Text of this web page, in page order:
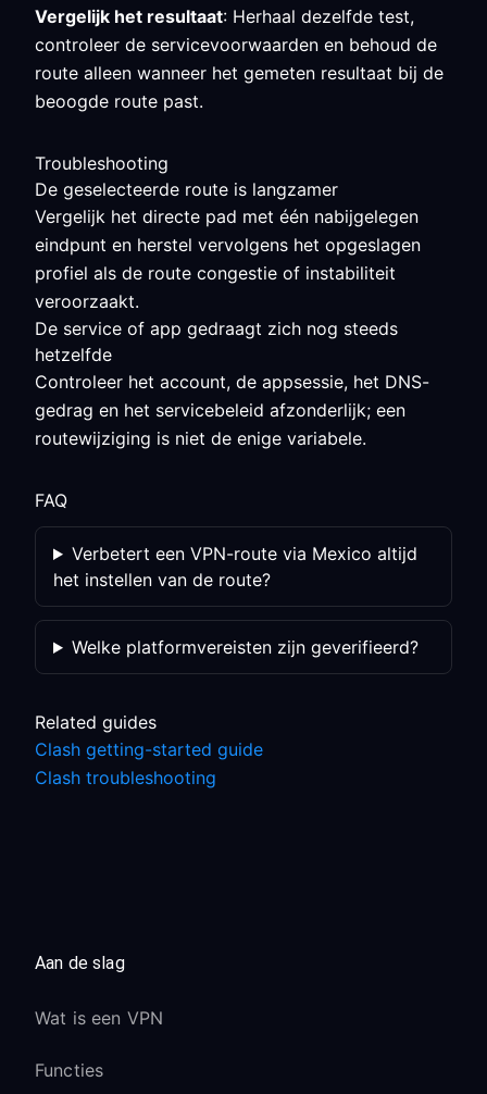
Vergelijk het resultaat: Herhaal dezelfde test,
controleer de servicevoorwaarden en behoud de
route alleen wanneer het gemeten resultaat bij de
beoogde route past.
Troubleshooting
De geselecteerde route is langzamer
Vergelijk het directe pad met één nabijgelegen
eindpunt en herstel vervolgens het opgeslagen
profiel als de route congestie of instabiliteit
veroorzaakt.
De service of app gedraagt zich nog steeds
hetzelfde
Controleer het account, de appsessie, het DNS-
gedrag en het servicebeleid afzonderlijk; een
routewijziging is niet de enige variabele.
FAQ
Verbetert een VPN-route via Mexico altijd
het instellen van de route?
Welke platformvereisten zijn geverifieerd?
Related guides
Clash getting-started guide
Clash troubleshooting
Aan de slag
Wat is een VPN
Functies